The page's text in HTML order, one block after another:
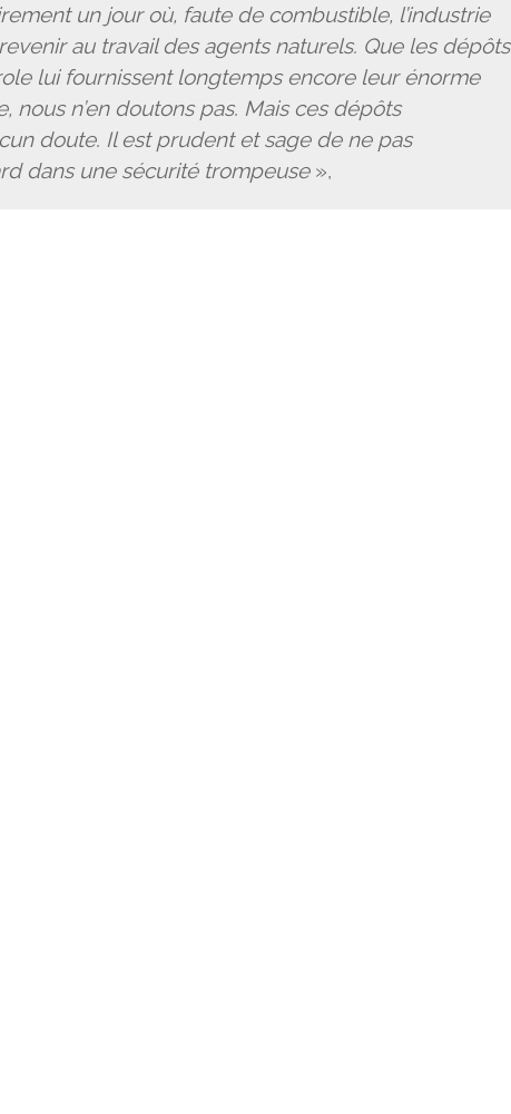
un jour où, faute de combustible, l’industrie
au travail des agents naturels. Que les dépôts
lui fournissent longtemps encore leur énorme
nous n’en doutons pas. Mais ces dépôts
doute. Il est prudent et sage de ne pas
dans une sécurité trompeuse»,